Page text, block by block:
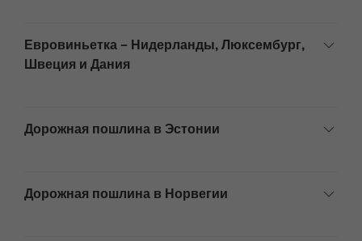
Евровиньетка – Нидерланды, Люксембург,
Швеция и Дания
Дорожная пошлина в Эстонии
Дорожная пошлина в Норвегии